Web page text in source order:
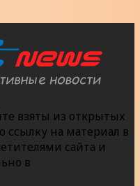
взяты из открытых
на материал в
сайта и
в